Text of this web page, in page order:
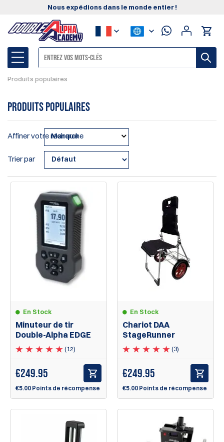
Nous expédions dans le monde entier !
Produits populaires
Produits populaires
Affiner votre recherche
Marque
Trier par
En Stock
Minuteur de tir
Double-Alpha EDGE
(12)
€249.95
€5.00 Points de récompense
En Stock
Chariot DAA
StageRunner
(3)
€249.95
€5.00 Points de récompense